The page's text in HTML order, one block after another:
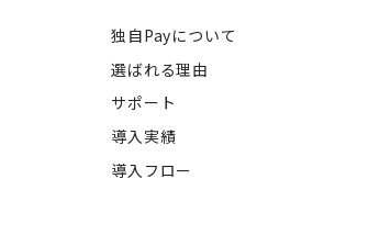
独自Payについて
選ばれる理由
サポート
導入実績
導入フロー